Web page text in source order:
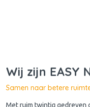
Wij zijn EASY
Samen naar betere
Met ruim twintig gedreven